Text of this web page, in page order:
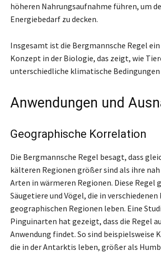
höheren Nahrungsaufnahme führen, um
Energiebedarf zu decken.
Insgesamt ist die Bergmannsche Regel
Konzept in der Biologie, das zeigt, wie
unterschiedliche klimatische Bedingungen
Anwendungen und
Geographische Korrelation
Die Bergmannsche Regel besagt, dass
kälteren Regionen größer sind als ihre
Arten in wärmeren Regionen. Diese
Säugetiere und Vögel, die in
geographischen Regionen leben. Eine
Pinguinarten hat gezeigt, dass die Regel
Anwendung findet. So sind beispielsweise
die in der Antarktis leben, größer als